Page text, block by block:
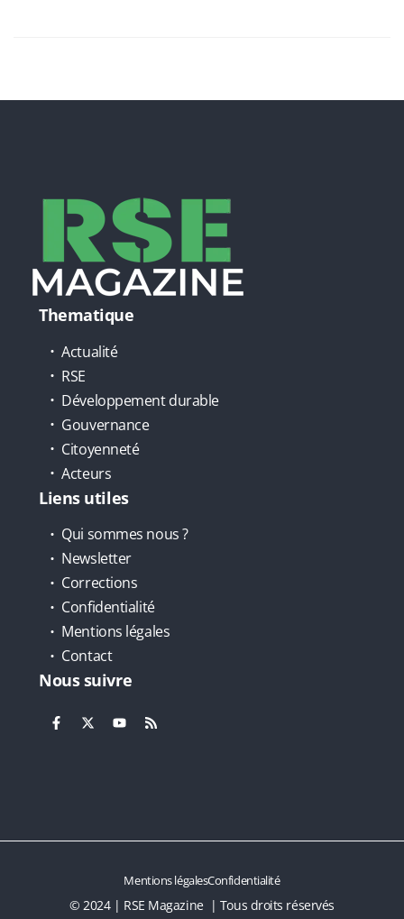
Thematique
Actualité
RSE
Développement durable
Gouvernance
Citoyenneté
Acteurs
Liens utiles
Qui sommes nous ?
Newsletter
Corrections
Confidentialité
Mentions légales
Contact
Nous suivre
© 2024 | RSE Magazine | Tous droits réservés
Mentions légalesConfidentialité